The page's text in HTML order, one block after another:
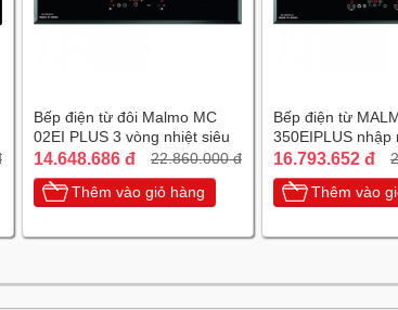
Bếp điện từ đôi Malmo MC
02EI PLUS 3 vòng nhiệt siêu
tiết kiệm điện
14.648.686 đ 22.860.000 đ
Thêm vào giỏ hàng
Bếp điện từ
350EIPLUS nhập
chiếc Tây Ban
16.793.652 đ
Thêm vào